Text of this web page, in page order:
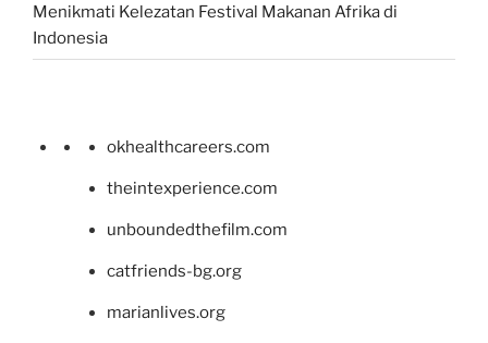
Menikmati Kelezatan Festival Makanan Afrika di
Indonesia
okhealthcareers.com
theintexperience.com
unboundedthefilm.com
catfriends-bg.org
marianlives.org